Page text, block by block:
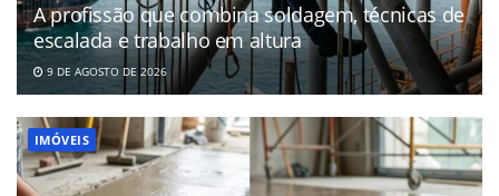
A profissão que combina soldagem, técnicas de
escalada e trabalho em altura
9 DE AGOSTO DE 2026
IMÓVEIS